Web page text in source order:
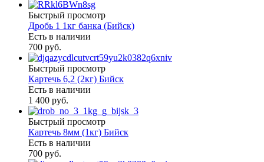
Быстрый просмотр
Дробь 1 1кг банка (Бийск)
Есть в наличии
700 руб.
Быстрый просмотр
Картечь 6,2 (2кг) Бийск
Есть в наличии
1 400 руб.
Быстрый просмотр
Картечь 8мм (1кг) Бийск
Есть в наличии
700 руб.